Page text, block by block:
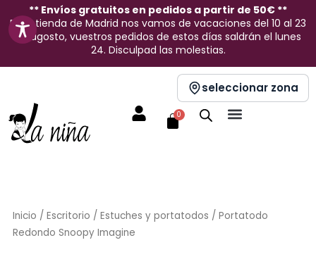
contenido
** Envíos gratuitos en pedidos a partir de 50€ **
En la tienda de Madrid nos vamos de vacaciones del 10 al 23
de agosto, vuestros pedidos de estos días saldrán el lunes
24. Disculpad las molestias.
seleccionar zona
0
Carrito
Inicio / Escritorio / Estuches y portatodos / Portatodo
Redondo Snoopy Imagine